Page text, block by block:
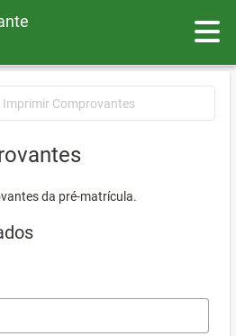
Imprimir Comprovantes
da pré-matrícula.